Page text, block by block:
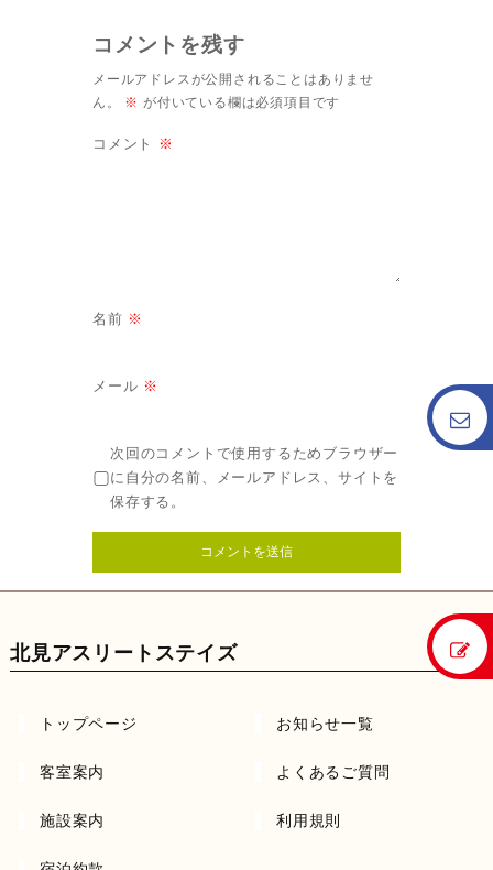
コメントを残す
メールアドレスが公開されることはありませ
ん。
※ が付いている欄は必須項目です
コメント ※
名前 ※
メール ※
次回のコメントで使用するためブラウザー
に自分の名前、メールアドレス、サイトを
保存する。
北見アスリートステイズ
トップページ お知らせ一覧
客室案内 よくあるご質問
施設案内 利用規則